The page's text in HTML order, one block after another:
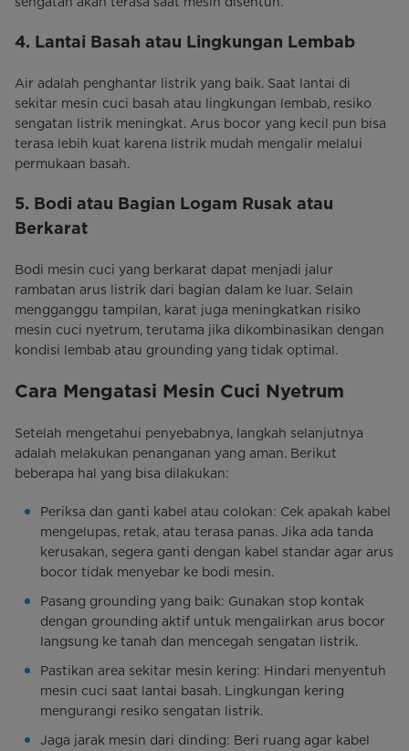
4. Lantai Basah atau Lingkungan Lembab
Air adalah penghantar listrik yang baik. Saat lantai di
sekitar mesin cuci basah atau lingkungan lembab, resiko
sengatan listrik meningkat. Arus bocor yang kecil pun bisa
terasa lebih kuat karena listrik mudah mengalir melalui
permukaan basah.
5. Bodi atau Bagian Logam Rusak atau
Berkarat
Bodi mesin cuci yang berkarat dapat menjadi jalur
rambatan arus listrik dari bagian dalam ke luar. Selain
mengganggu tampilan, karat juga meningkatkan risiko
mesin cuci nyetrum, terutama jika dikombinasikan dengan
kondisi lembab atau grounding yang tidak optimal.
Cara Mengatasi Mesin Cuci Nyetrum
Setelah mengetahui penyebabnya, langkah selanjutnya
adalah melakukan penanganan yang aman. Berikut
beberapa hal yang bisa dilakukan:
Periksa dan ganti kabel atau colokan: Cek apakah kabel
mengelupas, retak, atau terasa panas. Jika ada tanda
kerusakan, segera ganti dengan kabel standar agar arus
bocor tidak menyebar ke bodi mesin.
Pasang grounding yang baik: Gunakan stop kontak
dengan grounding aktif untuk mengalirkan arus bocor
langsung ke tanah dan mencegah sengatan listrik.
Pastikan area sekitar mesin kering: Hindari menyentuh
mesin cuci saat lantai basah. Lingkungan kering
mengurangi resiko sengatan listrik.
Jaga jarak mesin dari dinding: Beri ruang agar kabel